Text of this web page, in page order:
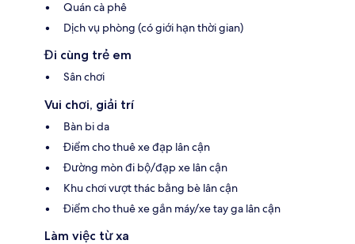
Quán cà phê
Dịch vụ phòng (có giới hạn thời gian)
Đi cùng trẻ em
Sân chơi
Vui chơi, giải trí
Bàn bi da
Điểm cho thuê xe đạp lân cận
Đường mòn đi bộ/đạp xe lân cận
Khu chơi vượt thác bằng bè lân cận
Điểm cho thuê xe gắn máy/xe tay ga lân cận
Làm việc từ xa